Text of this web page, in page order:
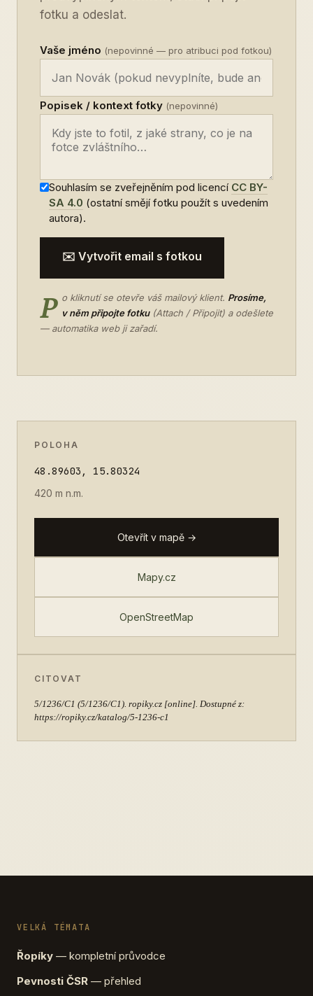
fotku a odeslat.
Vaše jméno (nepovinné — pro atribuci pod fotkou)
Popisek / kontext fotky (nepovinné)
Souhlasím se zveřejněním pod licencí CC BY-
SA 4.0 (ostatní smějí fotku použít s uvedením
autora).
✉️ Vytvořit email s fotkou
P o kliknutí se otevře váš mailový klient. Prosíme,
v něm připojte fotku(Attach / Připojit) a odešlete
— automatika web ji zařadí.
POLOHA
48.89603, 15.80324
420 m n.m.
Otevřít v mapě →
Mapy.cz
OpenStreetMap
CITOVAT
5/1236/C1 (5/1236/C1). ropiky.cz [online]. Dostupné z:
https://ropiky.cz/katalog/5-1236-c1
VELKÁ TÉMATA
Řopíky — kompletní průvodce
Pevnosti ČSR — přehled